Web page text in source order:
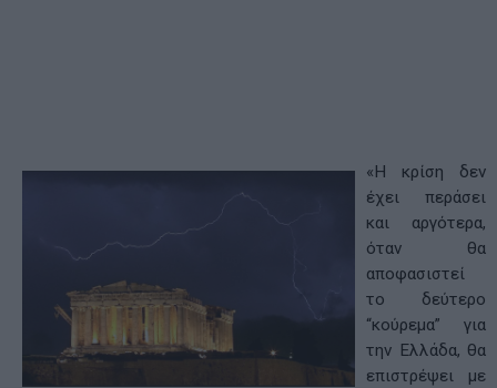
«Η κρίση δεν
έχει περάσει
και αργότερα,
όταν θα
αποφασιστεί
το δεύτερο
“κούρεμα” για
την Ελλάδα, θα
επιστρέψει με